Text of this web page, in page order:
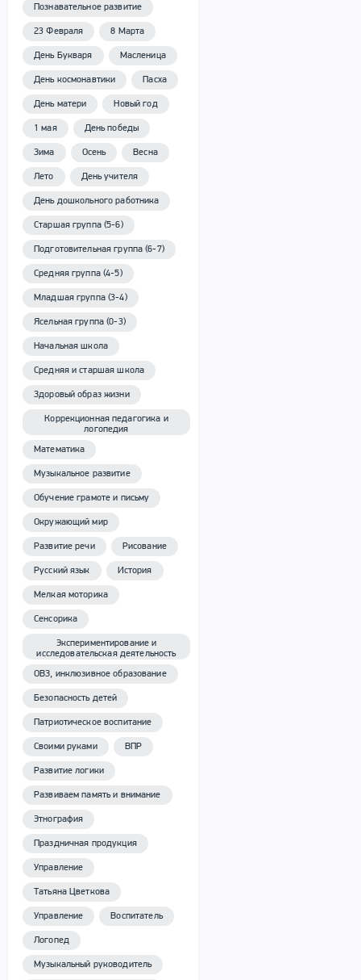
Познавательное развитие
23 Февраля 8 Марта
День Букваря Масленица
День космонавтики Пасха
День матери Новый год
1 мая День победы
Зима Осень Весна
Лето День учителя
День дошкольного работника
Старшая группа (5-6)
Подготовительная группа (6-7)
Средняя группа (4-5)
Младшая группа (3-4)
Ясельная группа (0-3)
Начальная школа
Средняя и старшая школа
Здоровый образ жизни
Коррекционная педагогика и
логопедия
Математика
Музыкальное развитие
Обучение грамоте и письму
Окружающий мир
Развитие речи Рисование
Русский язык История
Мелкая моторика
Сенсорика
Экспериментирование и
исследовательская деятельность
ОВЗ, инклюзивное образование
Безопасность детей
Патриотическое воспитание
Своими руками ВПР
Развитие логики
Развиваем память и внимание
Этнография
Праздничная продукция
Управление
Татьяна Цветкова
Управление Воспитатель
Логопед
Музыкальный руководитель